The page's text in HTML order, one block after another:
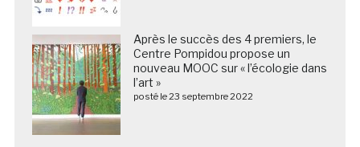
Après le succès des 4 premiers, le
Centre Pompidou propose un
nouveau MOOC sur « l’écologie dans
l’art »
posté le 23 septembre 2022